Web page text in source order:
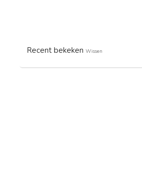
Recent bekeken Wissen